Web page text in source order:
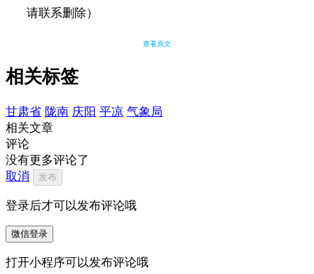
请联系删除）
查看原文
相关标签
甘肃省 陇南 庆阳 平凉 气象局
相关文章
评论
没有更多评论了
取消
发布
登录后才可以发布评论哦
微信登录
打开小程序可以发布评论哦